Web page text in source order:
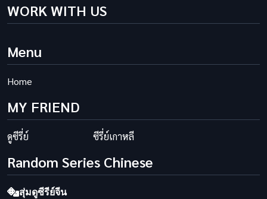
WORK WITH US
Menu
Home
MY FRIEND
ดูซีรี่ย์ ซีรี่ย์เกาหลี
Random Series Chinese
สุ่มดูซีรีย์จีน